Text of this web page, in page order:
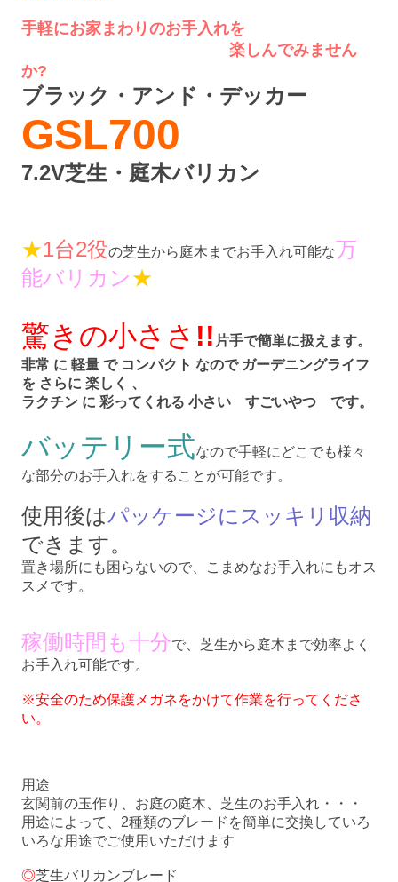
手軽にお家まわりのお手入れを
楽しんでみません
か?
ブラック・アンド・デッカー
GSL700
7.2V芝生・庭木バリカン
★1台2役の芝生から庭木までお手入れ可能な万
能バリカン★
驚きの小ささ !! 片手で簡単に扱えます。
非常 に 軽量 で コンパクト なので ガーデニングライフ
を さらに 楽しく 、
ラクチン に 彩ってくれる 小さい すごいやつ です。
バッテリー式なので手軽にどこでも様々
な部分のお手入れをすることが可能です。
使用後はパッケージにスッキリ収納
できます。
置き場所にも困らないので、こまめなお手入れにもオス
スメです。
稼働時間も十分で、芝生から庭木まで効率よく
お手入れ可能です。
※安全のため保護メガネをかけて作業を行ってくださ
い。
用途
玄関前の玉作り、お庭の庭木、芝生のお手入れ・・・
用途によって、2種類のブレードを簡単に交換していろ
いろな用途でご使用いただけます
◎芝生バリカンブレード